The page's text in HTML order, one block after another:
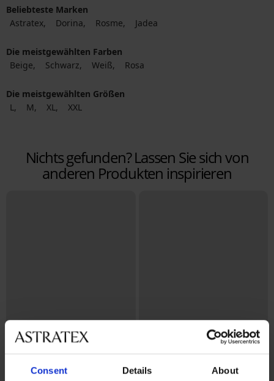
Consent Details About
Beliebteste Marken
Astratex
Dorina Rosme Jadea
Die meistgewählten Farben
Beige
Schwarz Weiß Rosa
Die meistgewählten Größen
L
M XL XXL
Nichts gefunden? Lassen Sie sich von
anderen Produkten inspirieren
Bestseller Bestseller